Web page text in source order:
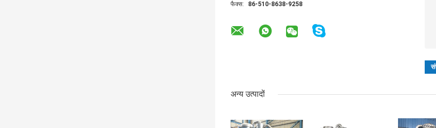
फैक्स:
86-510-8638-9258
अन्य उत्पादों